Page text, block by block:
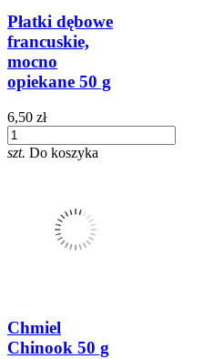
Płatki dębowe
francuskie,
mocno
opiekane 50 g
6,50 zł
szt. Do koszyka
Chmiel
Chinook 50 g